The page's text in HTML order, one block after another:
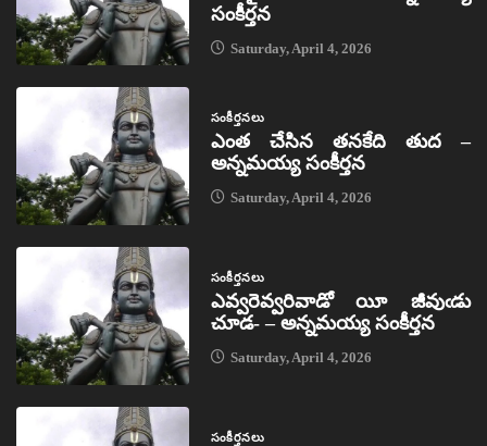
సంకీర్తన
Saturday, April 4, 2026
సంకీర్తనలు
ఎంత చేసిన తనకేది తుద –
అన్నమయ్య సంకీర్తన
Saturday, April 4, 2026
సంకీర్తనలు
ఎవ్వరెవ్వరివాడో యీ జీవుఁడు
చూడ- – అన్నమయ్య సంకీర్తన
Saturday, April 4, 2026
సంకీర్తనలు